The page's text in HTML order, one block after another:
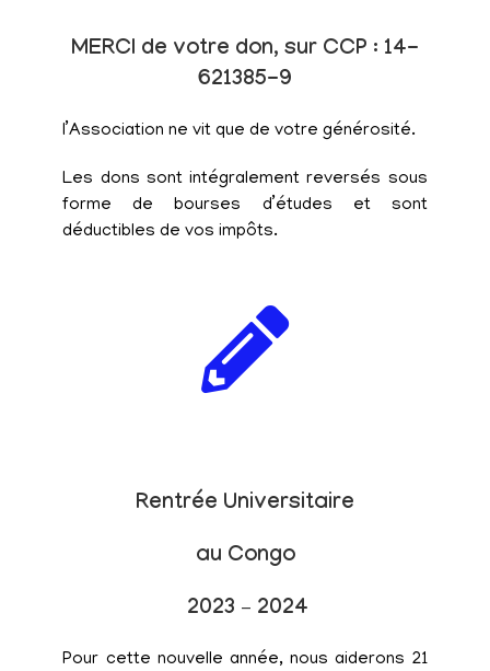
MERCI de votre don, sur CCP : 14-
621385-9
l’Association ne vit que de votre générosité.
Les dons sont intégralement reversés sous
forme de bourses d’études et sont
déductibles de vos impôts.
Rentrée Universitaire
au Congo
2023 – 2024
Pour cette nouvelle année, nous aiderons 21